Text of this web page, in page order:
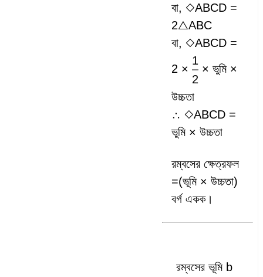
বা, ◇ABCD =
2△ABC
বা, ◇ABCD =
2 ×
1
2
× ভুমি ×
উচ্চতা
∴ ◇ABCD =
ভুমি × উচ্চতা
রম্বসের ক্ষেত্রফল
=(ভূমি × উচ্চতা)
বর্গ একক।
রম্বসের ভূমি b